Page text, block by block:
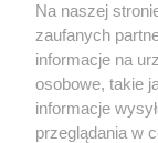
Wydawca mediów
Na naszej
zaufanych
informacje na
osobowe, takie
informacje
przeglądania w